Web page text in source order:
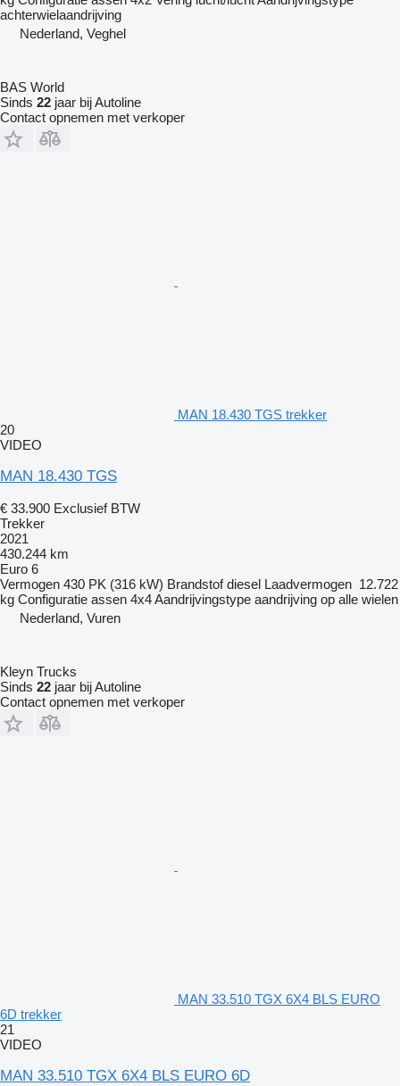
achterwielaandrijving
Nederland, Veghel
BAS World
Sinds 22 jaar bij Autoline
Contact opnemen met verkoper
MAN 18.430 TGS trekker
20
VIDEO
MAN 18.430 TGS
€ 33.900 Exclusief BTW
Trekker
2021
430.244 km
Euro 6
Vermogen 430 PK (316 kW) Brandstof diesel Laadvermogen 12.722
kg Configuratie assen 4x4Aandrijvingstype aandrijving op alle wielen
Nederland, Vuren
Kleyn Trucks
Sinds 22 jaar bij Autoline
Contact opnemen met verkoper
MAN 33.510 TGX 6X4 BLS EURO
6D trekker
21
VIDEO
MAN 33.510 TGX 6X4 BLS EURO 6D